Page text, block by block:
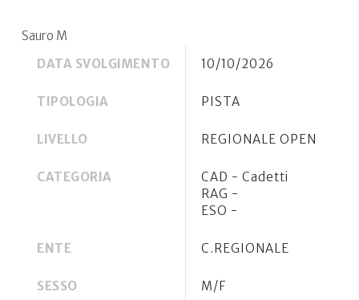
Sauro M
DATA SVOLGIMENTO
10/10/2026
TIPOLOGIA PISTA
LIVELLO REGIONALE OPEN
CATEGORIA
CAD - Cadetti
RAG -
ESO -
ENTE C.REGIONALE
SESSO M/F